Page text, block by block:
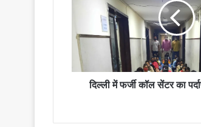
का
पर्दाफाश,
53
गिरफ्तार
दिल्ली में फर्जी कॉल सेंटर का